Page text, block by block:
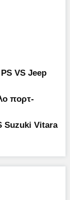
VS Jeep
πορτ-
Suzuki Vitara